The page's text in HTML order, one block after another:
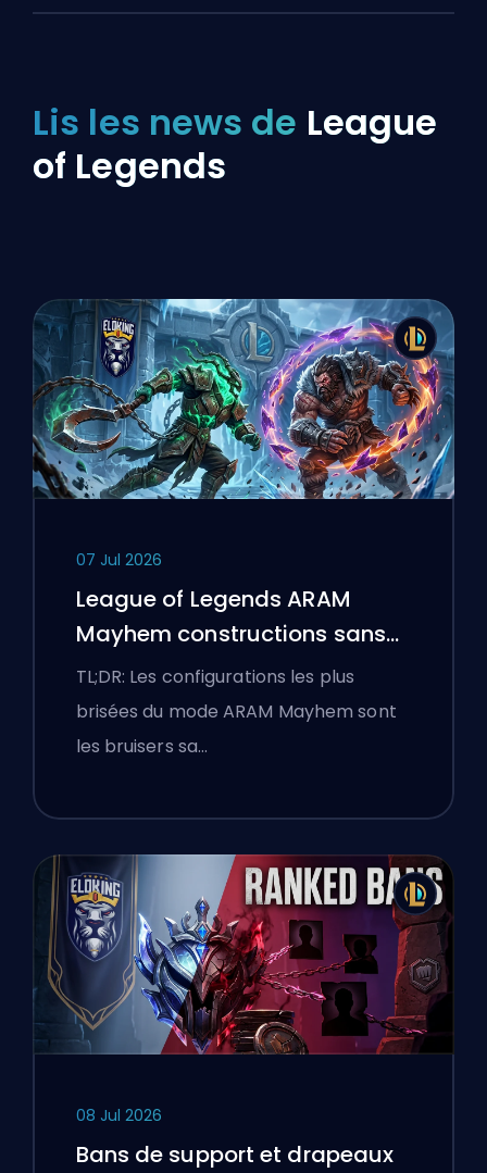
Lis les news de League
of Legends
07 Jul 2026
League of Legends ARAM
Mayhem constructions sans
bottes
TL;DR: Les configurations les plus
brisées du mode ARAM Mayhem sont
les bruisers sa…
08 Jul 2026
Bans de support et drapeaux